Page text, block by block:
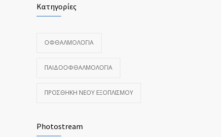
Κατηγορίες
ΟΦΘΑΛΜΟΛΟΓΊΑ
ΠΑΙΔΟΟΦΘΑΛΜΟΛΟΓΊΑ
ΠΡΟΣΘΉΚΗ ΝΈΟΥ ΕΞΟΠΛΙΣΜΟΎ
Photostream